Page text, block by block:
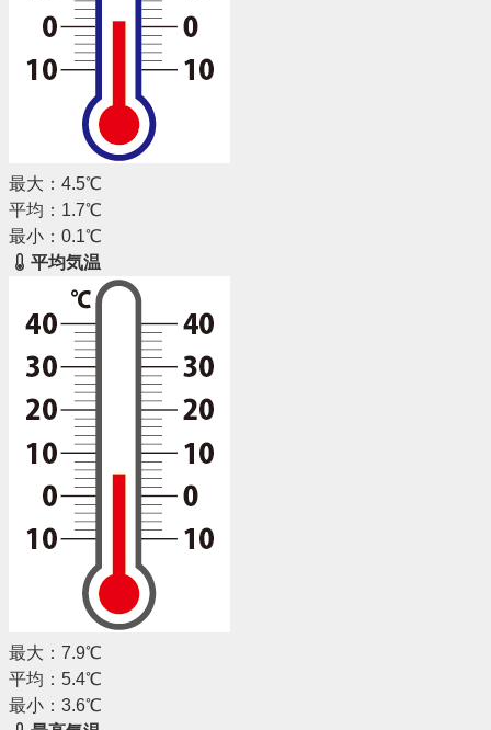
最大：4.5℃
平均：1.7℃
最小：0.1℃
平均気温
最大：7.9℃
平均：5.4℃
最小：3.6℃